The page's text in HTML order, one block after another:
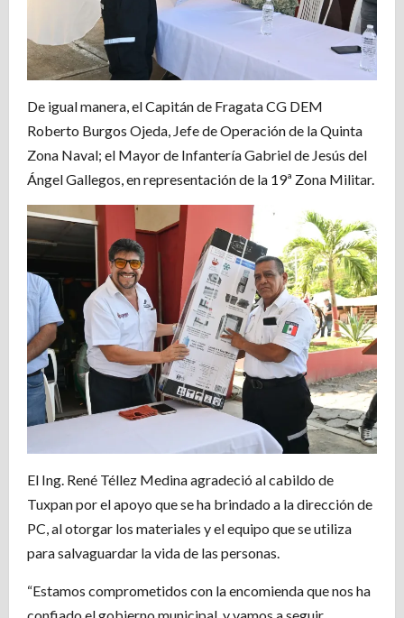
De igual manera, el Capitán de Fragata CG DEM
Roberto Burgos Ojeda, Jefe de Operación de la Quinta
Zona Naval; el Mayor de Infantería Gabriel de Jesús del
Ángel Gallegos, en representación de la 19ª Zona Militar.
El Ing. René Téllez Medina agradeció al cabildo de
Tuxpan por el apoyo que se ha brindado a la dirección de
PC, al otorgar los materiales y el equipo que se utiliza
para salvaguardar la vida de las personas.
“Estamos comprometidos con la encomienda que nos ha